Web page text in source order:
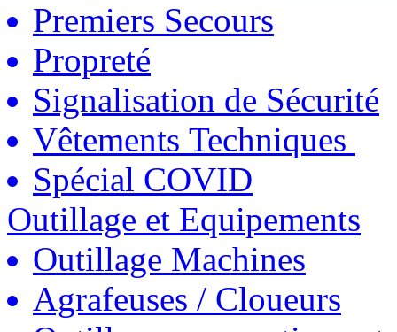
Premiers Secours
Propreté
Signalisation de Sécurité
Vêtements Techniques
Spécial COVID
Outillage et Equipements
Outillage Machines
Agrafeuses / Cloueurs